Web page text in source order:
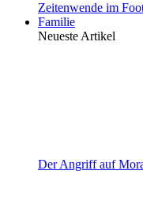
Zeitenwende im
Familie
Neueste Artikel
Der Angriff auf